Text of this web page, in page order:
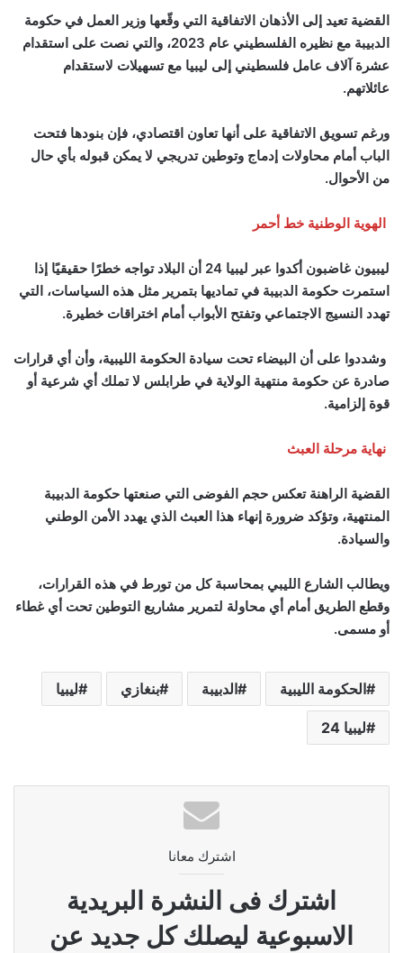
القضية تعيد إلى الأذهان الاتفاقية التي وقّعها وزير العمل في حكومة
الدبيبة مع نظيره الفلسطيني عام 2023، والتي نصت على استقدام
عشرة آلاف عامل فلسطيني إلى ليبيا مع تسهيلات لاستقدام
عائلاتهم.
ورغم تسويق الاتفاقية على أنها تعاون اقتصادي، فإن بنودها فتحت
الباب أمام محاولات إدماج وتوطين تدريجي لا يمكن قبوله بأي حال
من الأحوال.
الهوية الوطنية خط أحمر
ليبيون غاضبون أكدوا عبر ليبيا 24 أن البلاد تواجه خطرًا حقيقيًا إذا
استمرت حكومة الدبيبة في تماديها بتمرير مثل هذه السياسات، التي
تهدد النسيج الاجتماعي وتفتح الأبواب أمام اختراقات خطيرة.
وشددوا على أن البيضاء تحت سيادة الحكومة الليبية، وأن أي قرارات
صادرة عن حكومة منتهية الولاية في طرابلس لا تملك أي شرعية أو
قوة إلزامية.
نهاية مرحلة العبث
القضية الراهنة تعكس حجم الفوضى التي صنعتها حكومة الدبيبة
المنتهية، وتؤكد ضرورة إنهاء هذا العبث الذي يهدد الأمن الوطني
والسيادة.
ويطالب الشارع الليبي بمحاسبة كل من تورط في هذه القرارات،
وقطع الطريق أمام أي محاولة لتمرير مشاريع التوطين تحت أي غطاء
أو مسمى.
الحكومة الليبية الدبيبة بنغازي ليبيا
ليبيا 24
اشترك معانا
اشترك فى النشرة البريدية
الاسبوعية ليصلك كل جديد عن